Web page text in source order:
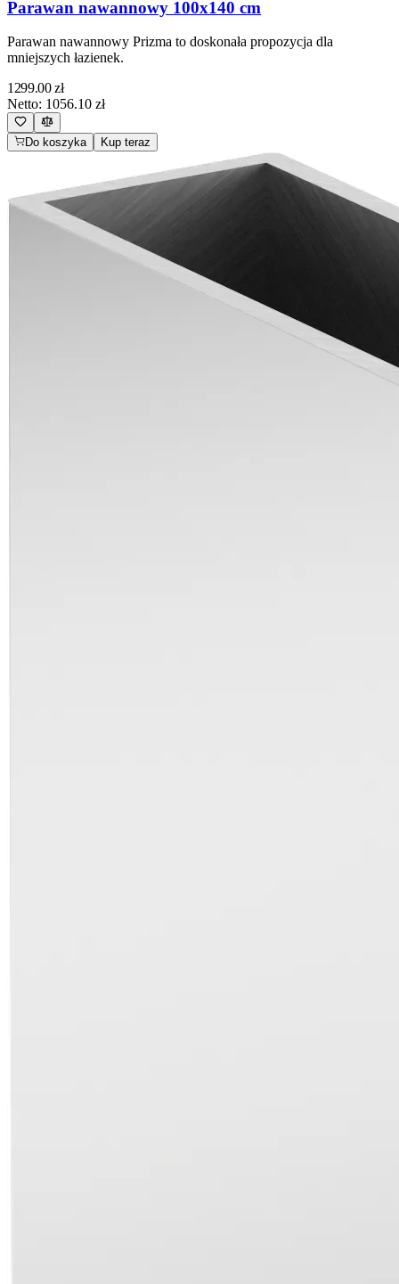
Parawan nawannowy 100x140 cm
Parawan nawannowy Prizma to doskonała propozycja dla
mniejszych łazienek.
1299.00zł
Netto: 1056.10 zł
Do koszyka Kup teraz